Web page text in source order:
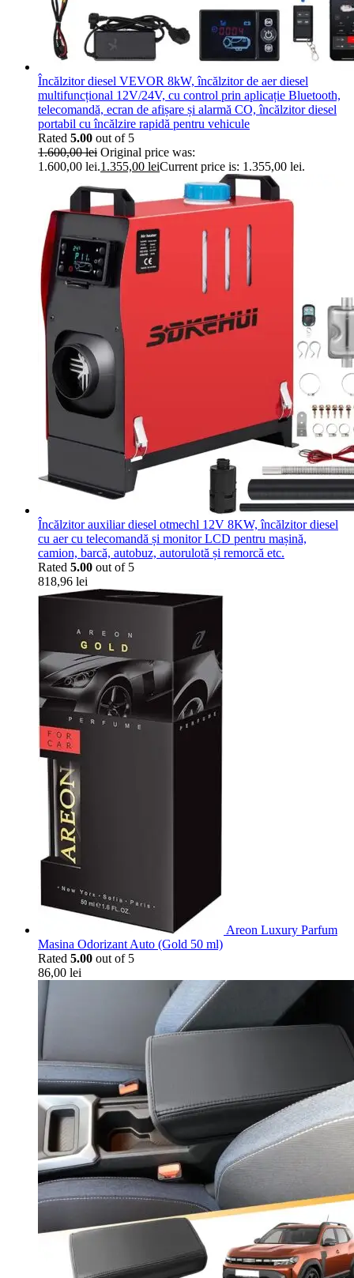
Încălzitor diesel VEVOR 8kW, încălzitor de aer diesel
multifuncțional 12V/24V, cu control prin aplicație Bluetooth,
telecomandă, ecran de afișare și alarmă CO, încălzitor diesel
portabil cu încălzire rapidă pentru vehicule
Rated 5.00 out of 5
1.600,00lei Original price was:
1.600,00 lei.1.355,00 leiCurrent price is: 1.355,00 lei.
Încălzitor auxiliar diesel otmechl 12V 8KW, încălzitor diesel
cu aer cu telecomandă și monitor LCD pentru mașină,
camion, barcă, autobuz, autorulotă și remorcă etc.
Rated 5.00 out of 5
818,96 lei
Areon Luxury Parfum
Masina Odorizant Auto (Gold 50 ml)
Rated 5.00 out of 5
86,00 lei